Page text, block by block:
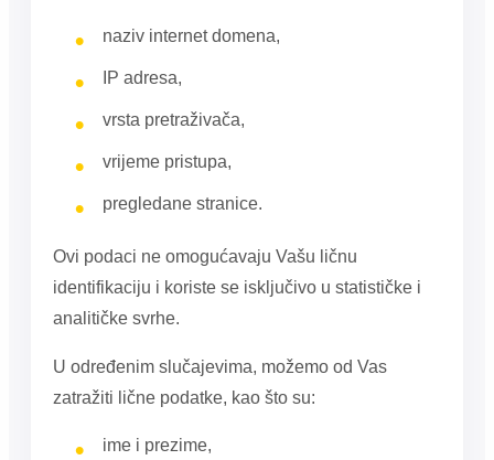
naziv internet domena,
IP adresa,
vrsta pretraživača,
vrijeme pristupa,
pregledane stranice.
Ovi podaci ne omogućavaju Vašu ličnu
identifikaciju i koriste se isključivo u statističke i
analitičke svrhe.
U određenim slučajevima, možemo od Vas
zatražiti lične podatke, kao što su:
ime i prezime,